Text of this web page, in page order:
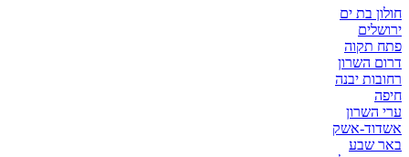
בת ים
יבנה
אשק